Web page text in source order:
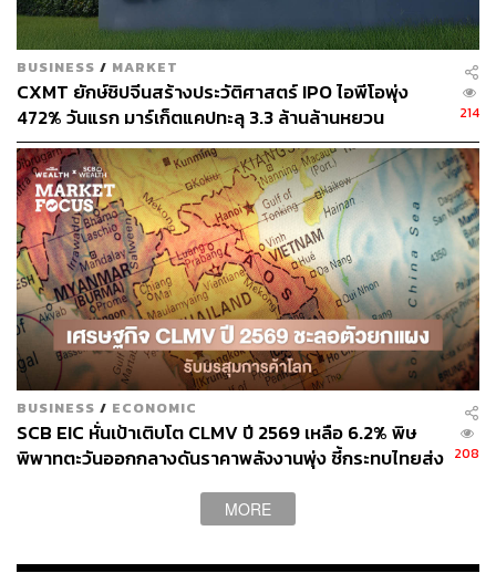
BUSINESS / MARKET
CXMT ยักษ์ชิปจีนสร้างประวัติศาสตร์ IPO ไอพีโอพุ่ง
472% วันแรก มาร์เก็ตแคปทะลุ 3.3 ล้านล้านหยวน
214
BUSINESS / ECONOMIC
SCB EIC หั่นเป้าเติบโต CLMV ปี 2569 เหลือ 6.2% พิษ
พิพาทตะวันออกกลางดันราคาพลังงานพุ่ง ชี้กระทบไทยส่ง 208
MORE